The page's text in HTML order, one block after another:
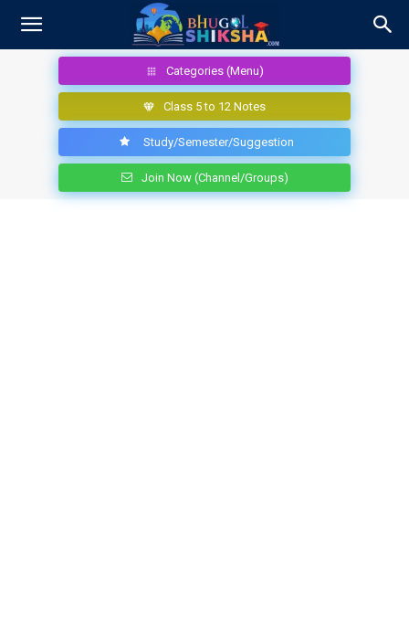
Categories (Menu)
Class 5 to 12 Notes
Study/Semester/Suggestion
Join Now (Channel/Groups)